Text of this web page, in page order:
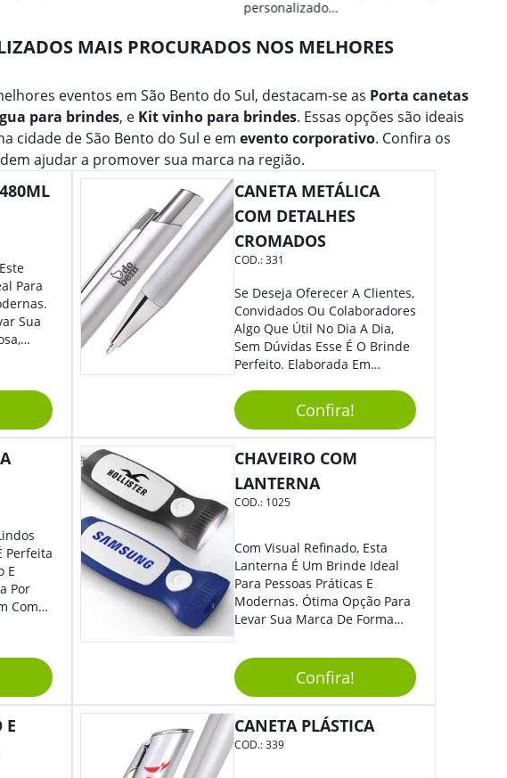
personalizado
MAIS PROCURADOS NOS MELHORES
eventos em São Bento do Sul, destacam-se as Porta canetas
para brindes, e Kit vinho para brindes. Essas opções são ideais
cidade de São Bento do Sul e em evento corporativo. Confira os
ajudar a promover sua marca na região.
Para
Sua
Ou Até
CANETA METÁLICA
COM DETALHES
CROMADOS
COD.:331
Se Deseja Oferecer A Clientes,
Convidados Ou Colaboradores
Algo Que Útil No Dia A Dia,
Sem Dúvidas Esse É O Brinde
Perfeito. Elaborada Em
Com Detalhes Em Metal, Essa
Incrível Caneta Esferográfica É
Acionada Na Por Clic Na Parte
Superior.
Confira!
Perfeita
E
Por
Com
CHAVEIRO COM
LANTERNA
COD.: 1025
Com Visual Refinado, Esta
Lanterna É Um Brinde Ideal
Para Pessoas Práticas E
Modernas. Ótima Opção Para
Levar Sua Marca De Forma
Sua Empresa Em Eventos,
Reuniões Corporativas Ou Até
Mesmo Para Presentear
Colaboradores E Parceiros De
Sua Empresa.
Confira!
E
CANETA PLÁSTICA
COD.:339